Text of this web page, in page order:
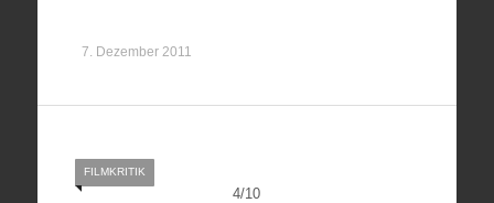
7. Dezember 2011
4/10
FILMKRITIK